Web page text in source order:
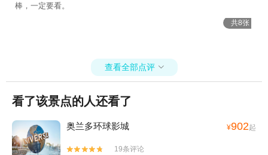
棒，一定要看。
共8张
查看全部点评 
看了该景点的人还看了
奥兰多环球影城 ¥902起


19条评论